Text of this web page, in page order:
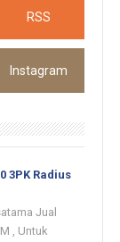
RSS
Instagram
3PK Radius
Jual
, Untuk